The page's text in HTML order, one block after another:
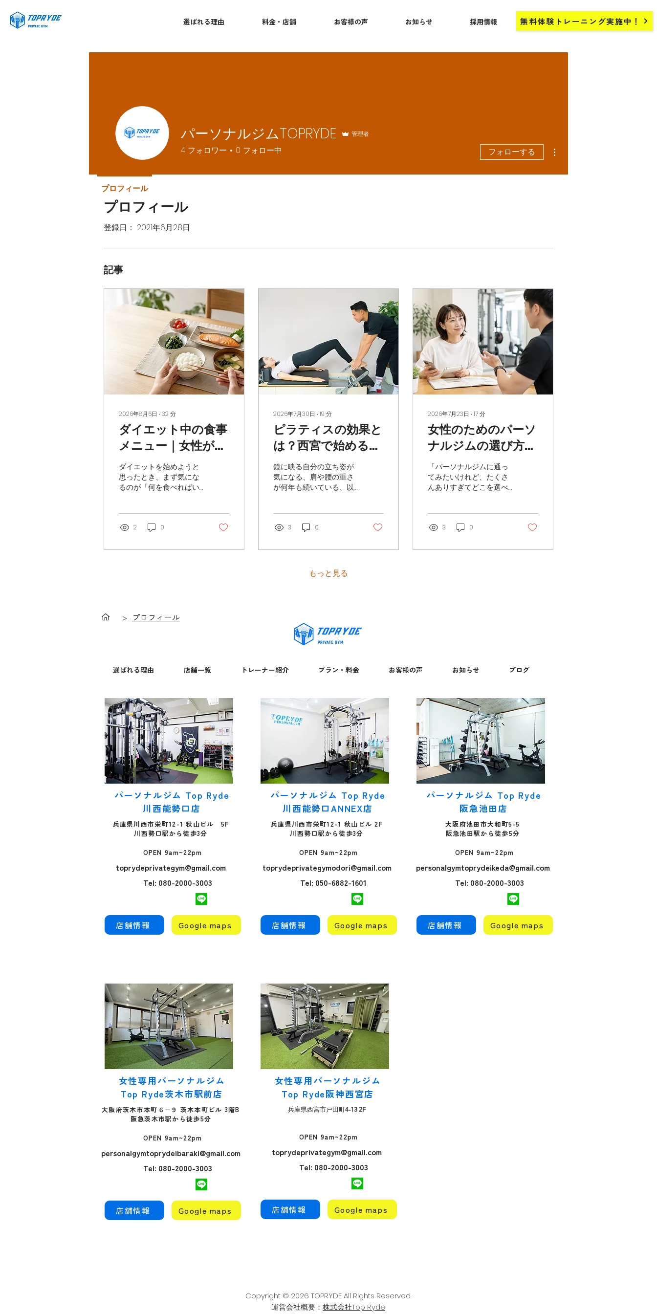
無料体験トレーニング実施中！
選ばれる理由 料金・店舗 お客様の声 お知らせ 採用情報
プロフィール
登録日： 2021年6月28日
記事
2026年8月6日 ∙32 分
ダイエット中の食事
メニュー｜女性が無
理なく続けられる1
日・1週間の献立例
と痩せる食べ方のコ
ツ
ダイエットを始めようと
思ったとき、まず気にな
るのが「何を食べればい
る。 そう考えて食事を抜
どうしても我慢できなく
ます。 ダイエット中の食
がわからないまま、極端
合が多いのです。 必要な
栄養が足りない状態が続
くと、体調を崩しやすく
なるだけでなく、筋肉量
が減って基礎代謝が下が
り、かえって体脂肪が蓄
積しやすい状態になるこ
とが指摘されています。
つまり、ダイエット中の
食事メニューで大切なの
は「減らすこと」よりも
「整えること」です。 そ
こで本記事では、女性が1
日に必要とするエネルギ
なデータから確認したう
えで、朝・昼・晩の献立
メニュー例、年代別の考
え方、忙しい日の時短メ
ニュー、コンビニでの選
び方まで、...
2 0
2026年7月30日 ∙19 分
ピラティスの効果と
は？西宮で始める前
に知りたい実感まで
の期間と変化のサイ
ン
鏡に映る自分の立ち姿が
気になる、肩や腰の重さ
が何年も続いている、以
た体の変化に戸惑う女性
ん。 一方で「ピラティス
際にどんな効果が期待で
きるのかよく分からな
を働かせながら、姿勢や
動きのクセを整えていく
エクササイズです。 その
しやすさ」といった部分
こで本記事では、西宮で
ピラティスを検討してい
る方に向けて、期待でき
る効果とその仕組み、効
果を感じ始めるまでの期
間の目安、そして体の変
化を自分で振り返るチェ
ックポイントまでを順を
追って解説します。 レッ
スン以外の日にできるセ
ルフケアや、西宮でスタ
ジオ・ジムを選ぶ際の見
極め方もあわせて紹介し
ますので、ぜひ最後まで
ラティスを始める前に｜
期待できる効果の全体像
く理解するには、まず
「どこに働きかける運動
なのか」を押さえておく
ことが大切...
3 0
2026年7月23日 ∙17分
女性のためのパーソ
ナルジムの選び方｜
失敗しない比較ポイ
ント7つ
「パーソナルジムに通っ
てみたいけれど、たくさ
んありすぎてどこを選べ
るジムを選びたい…」 パ
なかで、このようにお悩
選び、無理なく理想の体
そこで本記事では、パー
ソナルジムとフィットネ
スジムの違いから、女性
がパーソナルジム選びで
失敗しやすい理由、失敗
しないための比較ポイン
ト7つ、運動が苦手な方
でも取り組みやすいマシ
ンピラティスという選択
肢、年代別に意識したい
ポイントまで、これから
パーソナルジムを探す方
にもわかりやすく解説し
ます。 「今度こそ自分に
という方は、ぜひ最後ま
でご覧ください。 ------
ルジムとフィットネスジ
3 0
もっと見る
パーソナルジムTOPRYDE 管理者
4 フォロワー 0 フォロー中 フォローする
プロフィール
> プロフィール
選ばれる理由 店舗一覧 トレーナー紹介 プラン・料金 お客様の声 お知らせ ブログ
パーソナルジム Top Ryde
川西能勢口店
兵庫県川西市栄町12-1 秋山ビル 5F
川西勢口駅から徒歩3分
OPEN 9am~22pm
toprydeprivategym@gmail.com
Tel: 080-2000-3003
店舗情報 Google maps
女性専用パーソナルジム
Top Ryde茨木市駅前店
大阪府茨木市本町６−９ 茨木本町ビル 3階B
​阪急茨木市駅から徒歩5分
OPEN 9am~22pm
personalgymtoprydeibaraki@gmail.com
Tel: 080-2000-3003
店舗情報 Google maps
パーソナルジム Top Ryde
川西能勢口ANNEX店
兵庫県川西市栄町12-1 秋山ビル 2F
川西勢口駅から徒歩3分
OPEN 9am~22pm
toprydeprivategymodori@gmail.com
Tel: 050-6882-1601
店舗情報 Google maps
女性専用パーソナルジム
Top Ryde阪神西宮店
​兵庫県西宮市戸田町4-13 2F
OPEN 9am~22pm
toprydeprivategym@gmail.com
Tel: 080-2000-3003
店舗情報 Google maps
パーソナルジム Top Ryde
阪急池田店
大阪府池田市大和町5-5
阪急池田駅から徒歩5分
OPEN 9am~22pm
personalgymtoprydeikeda@gmail.com
Tel: 080-2000-3003
店舗情報 Google maps
Copyright © 2026 TOPRYDE All Rights Reserved.
​​運営会社概要： 株式会社Top Ryde